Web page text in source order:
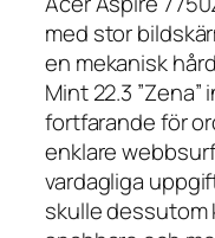
med stor
en mekanisk
Mint 22.3
fortfarande för
enklare
vardagliga
skulle dessutom